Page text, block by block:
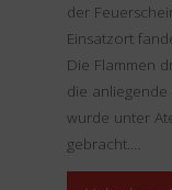
der
Einsatzort
Die Flammen
die
wurde unter
gebracht.…